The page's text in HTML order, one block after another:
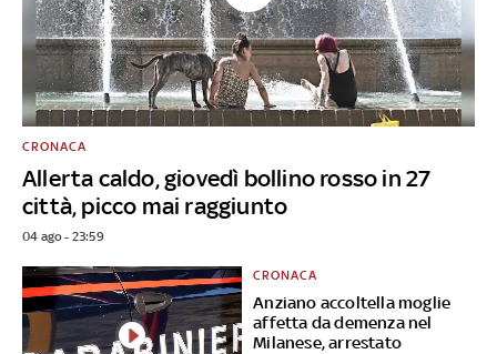
Allerta caldo, giovedì bollino rosso in 27
città, picco mai raggiunto
CRONACA
04 ago - 23:59
Anziano accoltella moglie
affetta da demenza nel
Milanese, arrestato
CRONACA